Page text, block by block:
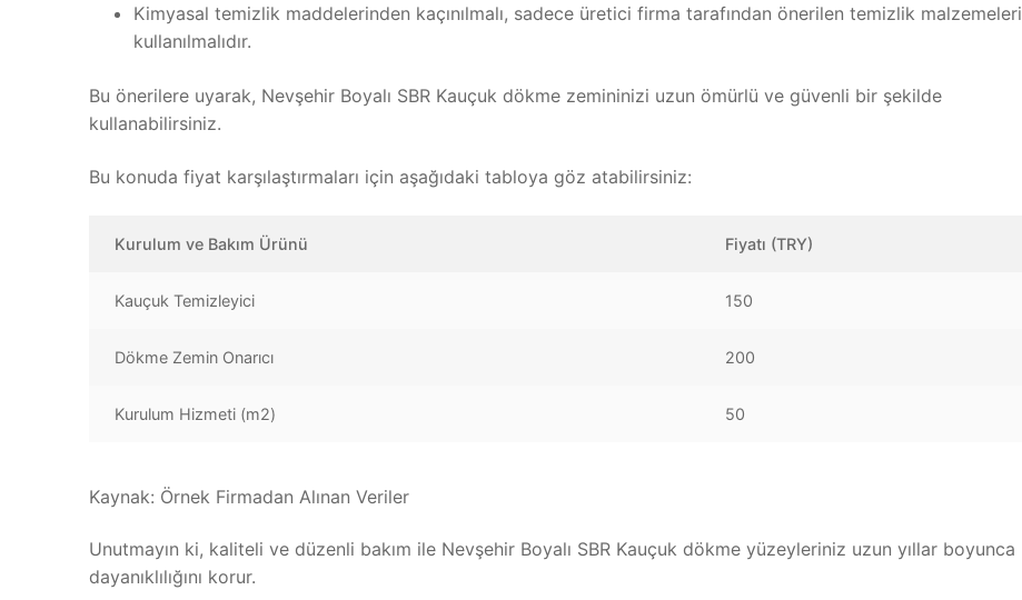
Kimyasal temizlik maddelerinden kaçınılmalı, sadece üretici firma tarafından önerilen temizlik malzemeleri
kullanılmalıdır.
Bu önerilere uyarak, Nevşehir Boyalı SBR Kauçuk dökme zemininizi uzun ömürlü ve güvenli bir şekilde
kullanabilirsiniz.
Bu konuda fiyat karşılaştırmaları için aşağıdaki tabloya göz atabilirsiniz:
Kurulum ve Bakım Ürünü Fiyatı (TRY)
Kauçuk Temizleyici 150
Dökme Zemin Onarıcı 200
Kurulum Hizmeti (m2) 50
Kaynak: Örnek Firmadan Alınan Veriler
Unutmayın ki, kaliteli ve düzenli bakım ile Nevşehir Boyalı SBR Kauçuk dökme yüzeyleriniz uzun yıllar boyunca
dayanıklılığını korur.